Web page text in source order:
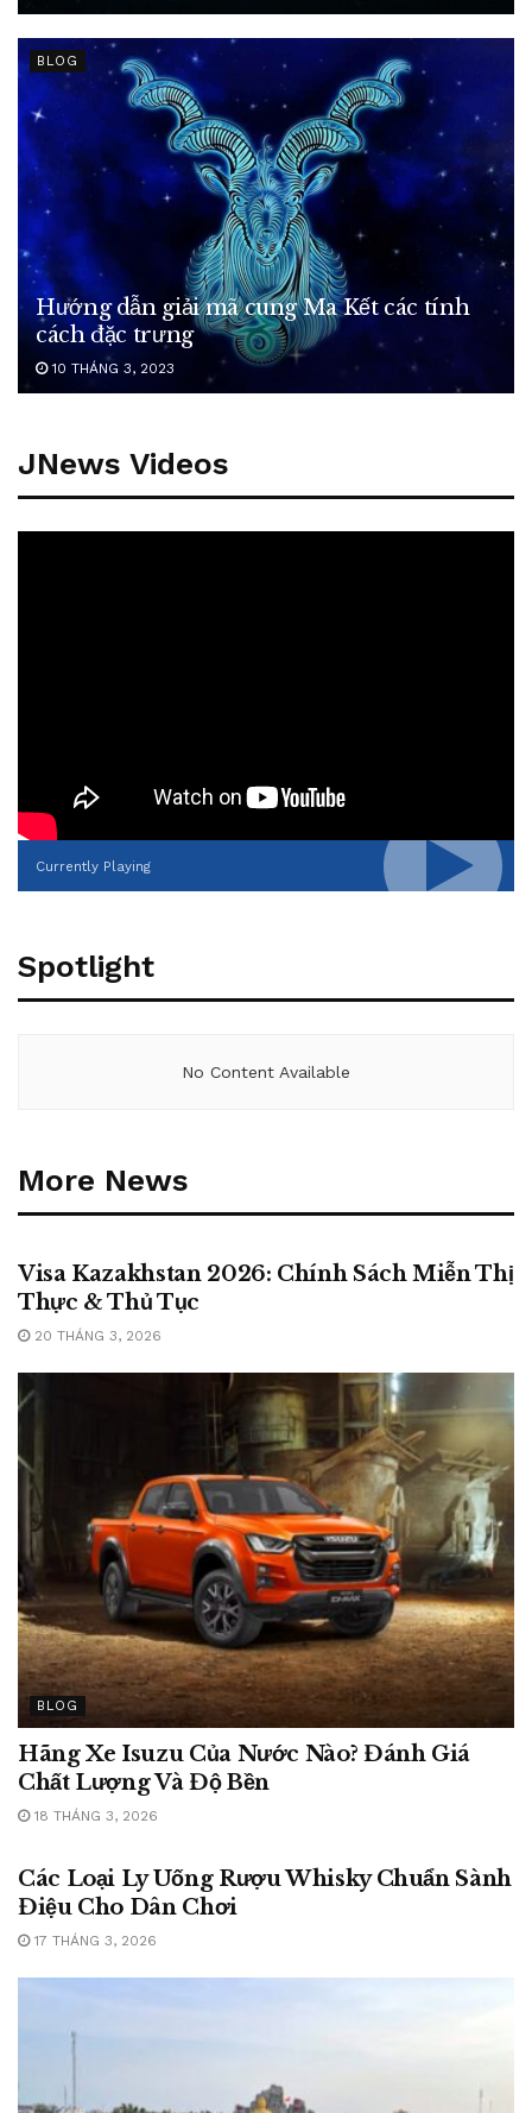
BLOG
Hướng dẫn giải mã cung Ma Kết các tính
cách đặc trưng
10 THÁNG 3, 2023
JNews Videos
Currently Playing
Spotlight
No Content Available
More News
Visa Kazakhstan 2026: Chính Sách Miễn Thị
Thực & Thủ Tục
20 THÁNG 3, 2026
BLOG
Hãng Xe Isuzu Của Nước Nào? Đánh Giá
Chất Lượng Và Độ Bền
18 THÁNG 3, 2026
Các Loại Ly Uống Rượu Whisky Chuẩn Sành
Điệu Cho Dân Chơi
17 THÁNG 3, 2026